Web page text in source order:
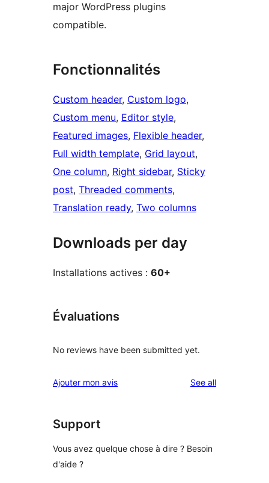
major WordPress plugins
compatible.
Fonctionnalités
Custom header, Custom logo
Custom menu, Editor style
Featured images, Flexible header
Full width template, Grid layout
One column, Right sidebar, Sticky
post, Threaded comments
Translation ready, Two columns
Downloads per day
Installations actives : 60+
Évaluations
No reviews have been submitted yet.
Ajouter mon avis See allreviews
Support
Vous avez quelque chose à dire ? Besoin
d'aide ?